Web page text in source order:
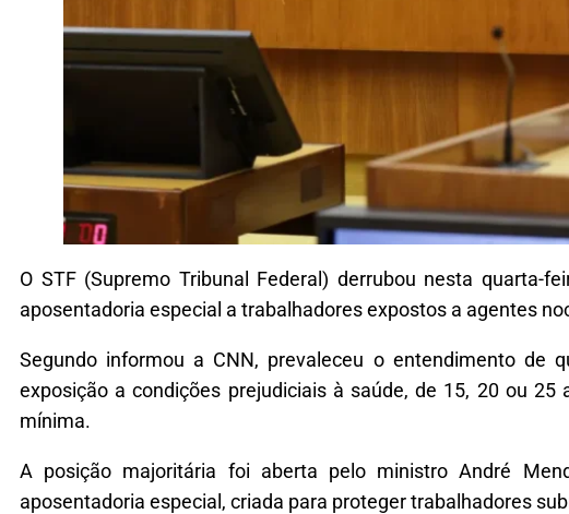
O STF (Supremo Tribunal Federal) derrubou nesta
aposentadoria especial a trabalhadores expostos a agentes
Segundo informou a CNN, prevaleceu o entendimento de
exposição a condições prejudiciais à saúde, de 15, 20 ou
mínima.
A posição majoritária foi aberta pelo ministro André
aposentadoria especial, criada para proteger trabalhadores